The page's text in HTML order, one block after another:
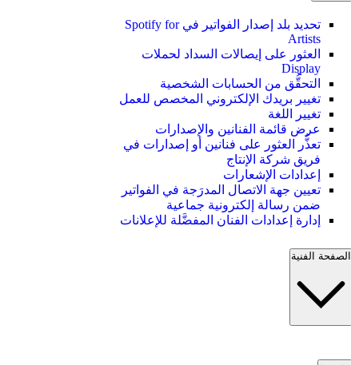
تحديد بلد إصدار الفواتير في Spotify for
Artists
العثور على إيصالات السداد لحملات
Display
التحقُّق من الحسابات الشخصية
تغيير بريدك الإلكتروني المخصص للعمل
تغيير اللغة
عرض قائمة الفنانين والإصدارات
تعذُّر العثور على فنانين أو إصدارات في
فريق شركة الإنتاج
إعدادات الإشعارات
تعيين جهة الاتصال المدرَجة في الفواتير
ضمن رسالة إلكترونية جماعية
إدارة إعدادات الفنان المفضَّلة للإعلانات
الصفحة الفنية